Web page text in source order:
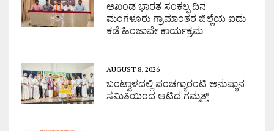
ಅಖಂಡ ಭಾರತ ಸಂಕಲ್ಪ ದಿನ:
ಮಂಗಳೂರು ಗ್ರಾಮಾಂತರ ಜಿಲ್ಲೆಯ ಐದು
ಕಡೆ ಹಿಂಜಾವೇ ಕಾರ್ಯಕ್ರಮ
AUGUST 8, 2026
ಬಂಟ್ವಾಳದಲ್ಲಿ ಪಂಚಗ್ಯಾರಂಟಿ ಅನುಷ್ಠಾನ
ಸಮಿತಿಯಿಂದ ಆಟಿದ ಗಮ್ಮತ್ತ್